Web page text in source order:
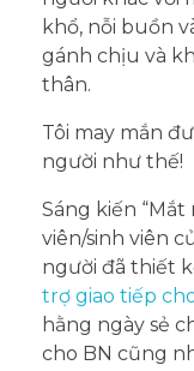
khổ, nỗi buồn
gánh chịu và
thân.
Tôi may mắn
người như thế!
Sáng kiến “Mắt
viên/sinh viên
người đã thiết
trợ giao tiếp
hằng ngày sẻ
cho BN cũng